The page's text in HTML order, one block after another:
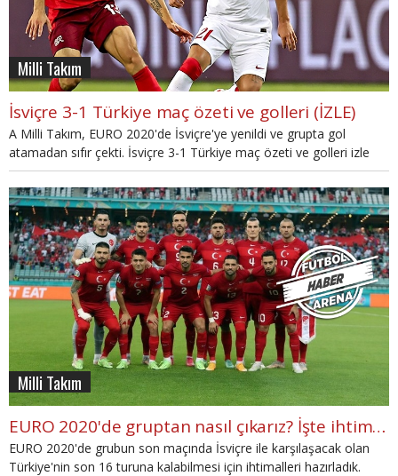
Milli Takım
İsviçre 3-1 Türkiye maç özeti ve golleri (İZLE)
A Milli Takım, EURO 2020'de İsviçre'ye yenildi ve grupta gol
atamadan sıfır çekti. İsviçre 3-1 Türkiye maç özeti ve golleri izle
için detaylar haberimizde.
Milli Takım
EURO 2020'de gruptan nasıl çıkarız? İşte ihtimaller
EURO 2020'de grubun son maçında İsviçre ile karşılaşacak olan
Türkiye'nin son 16 turuna kalabilmesi için ihtimalleri hazırladık.